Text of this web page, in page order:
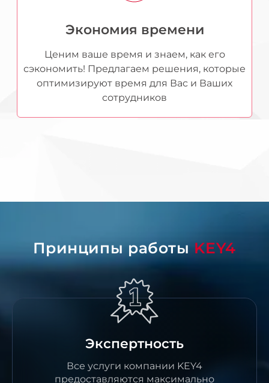
Экономия времени
Ценим ваше время и знаем, как его
сэкономить! Предлагаем решения, которые
оптимизируют время для Вас и Ваших
сотрудников
Принципы работы KEY4
Экспертность
Все услуги компании KEY4
предоставляются максимально